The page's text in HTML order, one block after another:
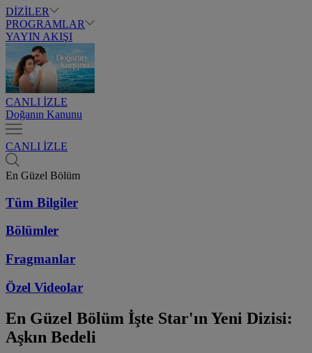
DİZİLER
PROGRAMLAR
YAYIN AKIŞI
CANLI İZLE
Doğanın Kanunu
CANLI İZLE
En Güzel Bölüm
Tüm Bilgiler
Bölümler
Fragmanlar
Özel Videolar
En Güzel Bölüm İşte Star'ın Yeni Dizisi:
Aşkın Bedeli